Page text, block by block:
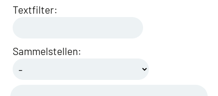
Textfilter:
Sammelstellen: